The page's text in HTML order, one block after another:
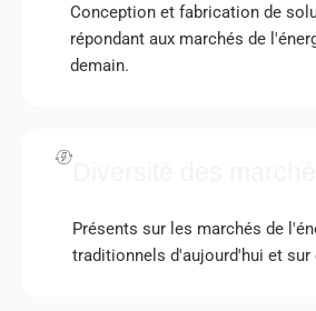
Conception et fabrication de
répondant aux marchés de
demain.
Présents sur les marchés de
traditionnels d'aujourd'hui et sur